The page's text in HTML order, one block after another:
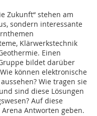
Zukunft“ stehen am
sondern interessante
Klärwerkstechnik
Einen
bildet darüber
können elektronische
Wie tragen sie
sind diese Lösungen
Auf diese
Antworten geben.